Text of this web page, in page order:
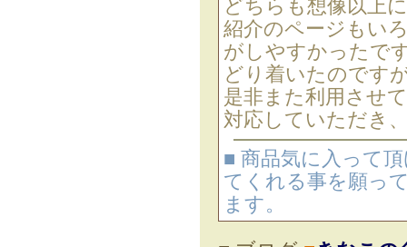
どちらも想像以上
紹介のページもい
がしやすかったで
どり着いたのです
是非また利用させ
対応していただき
■ 商品気に入って
てくれる事を願っ
ます。